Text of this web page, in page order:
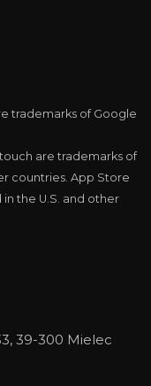
trademarks of Google
are trademarks of
countries. App Store
the U.S. and other
39-300 Mielec